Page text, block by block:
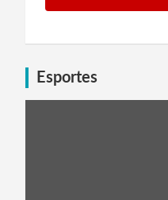
Esportes